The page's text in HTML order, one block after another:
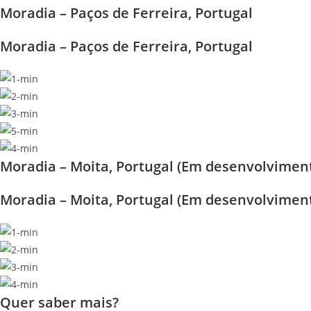
Moradia – Paços de Ferreira, Portugal
Moradia – Paços de Ferreira, Portugal
Moradia – Moita, Portugal (Em
Moradia – Moita, Portugal (Em
Quer saber mais?